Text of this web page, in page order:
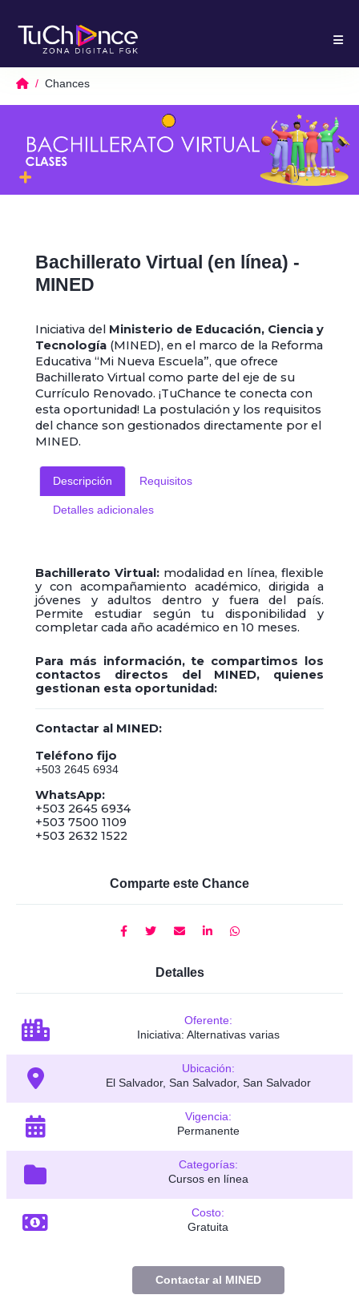
Chances
Bachillerato Virtual (en línea) -
MINED
Iniciativa del Ministerio de Educación, Ciencia y
Tecnología (MINED), en el marco de la Reforma
Educativa “Mi Nueva Escuela”, que ofrece
Bachillerato Virtual como parte del eje de su
Currículo Renovado. ¡TuChance te conecta con
esta oportunidad! La postulación y los requisitos
del chance son gestionados directamente por el
MINED.
Descripción Requisitos
Detalles adicionales
Bachillerato Virtual: modalidad en línea, flexible
y con acompañamiento académico, dirigida a
jóvenes y adultos dentro y fuera del país.
Permite estudiar según tu disponibilidad y
completar cada año académico en 10 meses.
Para más información, te compartimos los
contactos directos del MINED, quienes
gestionan esta oportunidad:
Contactar al MINED:
Teléfono fijo
+503 2645 6934
WhatsApp:
+503 2645 6934
+503 7500 1109
+503 2632 1522
Comparte este Chance
Detalles
Oferente:
Iniciativa: Alternativas varias
Ubicación:
El Salvador, San Salvador, San Salvador
Vigencia:
Permanente
Categorías:
Cursos en línea
Costo:
Gratuita
Contactar al MINED